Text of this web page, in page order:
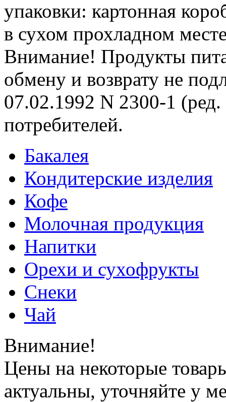
упаковки: картонная
в сухом прохладном
Внимание! Продукты
обмену и возврату не
07.02.1992 N 2300-1
потребителей.
Бакалея
Кондитерские изделия
Кофе
Молочная продукция
Напитки
Орехи и сухофрукты
Снеки
Чай
Внимание!
Цены на некоторые
актуальны, уточняйте у